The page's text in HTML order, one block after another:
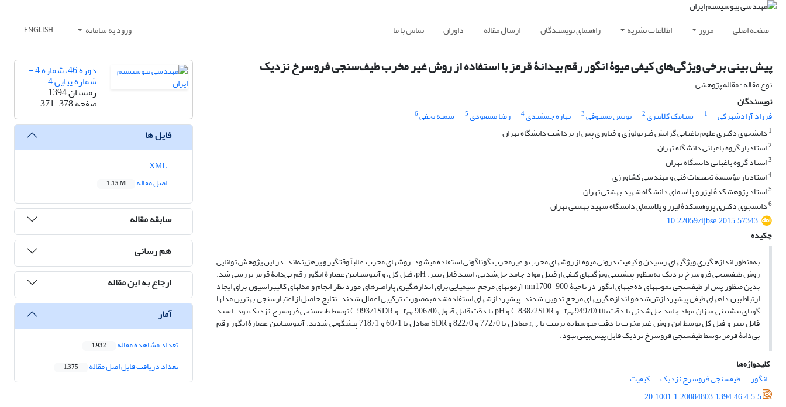
صفحه اصلی مرور اطلاعات نشریه راهنمای نویسندگان ارسال مقاله داوران تماس با ما ورود به سامانه ENGLISH
پیش بینی برخی ویژگی‌های کیفی میوۀ انگور رقم بیدانۀ قرمز با استفاده از روش غیر مخرب طیف‌سنجی فروسرخ نزدیک
نوع مقاله : مقاله پژوهشی
نویسندگان
فرزاد آزادشهرکی
1 سیامک کلانتری2 یونس مستوفی3 بهاره جمشیدی4 رضا مسعودی5 سمیه نجفی6
1 دانشجوی دکتری علوم باغبانی گرایش فیزیولوژی و فناوری پس از برداشت دانشگاه تهران
2استادیار گروه باغبانی دانشگاه تهران
3استاد گروه باغبانی دانشگاه تهران
4استادیار مؤسسۀ تحقیقات فنی و مهندسی کشاورزی
5استاد پژوهشکدۀ لیزر و پلاسمای دانشگاه شهید بهشتی تهران
6دانشجوی دکتری پژوهشکدۀ لیزر و پلاسمای دانشگاه شهید بهشتی تهران
10.22059/ijbse.2015.57343
چکیده
به‌منظور اندازه‏گیری ویژگی‏های رسیدن و کیفیت درونی میوه از روش‏های مخرب و غیرمخرب گوناگونی استفاده می‏شود. روش‏های مخرب غالباً وقت‏گیر و پرهزینه‌اند. در این پژوهش توانایی
روش طیف‏سنجی فروسرخ نزدیک به‌منظور پیش‏بینی ویژگی‏های کیفی ازقبیل مواد جامد حل‌شدنی، اسید قابل تیتر، pH، فنل کل، و آنتوسیانین عصارۀ انگور رقم بی‌دانۀ قرمز بررسی شد.
بدین منظور پس از طیف‏سنجی نمونه‏های ده‌حبه‏ای انگور در ناحیۀ nm1700-900 آزمون‏های مرجع شیمیایی برای اندازه‏گیری پارامترهای مورد نظر انجام و مدل‏های کالیبراسیون برای ایجاد
ارتباط بین داه‏های طیفی پیش‏پردازش‌شده و اندازه‏گیری‏های مرجع تدوین شدند. پیش‏پردازش‏های استفاده‌شده به‌صورت ترکیبی اعمال شدند. نتایج حاصل از اعتبارسنجی بهترین مدل‏ها
گویای پیش‏بینی میزان مواد جامد حل‌شدنی با دقت بالا (949/0 r cv =و 838/2SDR=) و pH با دقت قابل قبول (906/0 r cv =و 993/1SDR=) توسط طیف‏سنجی فروسرخ نزدیک بود. اسید
قابل تیتر و فنل کل توسط این روش غیرمخرب با دقت متوسط به ترتیب با rcv معادل با 772/0 و 822/0 و SDR معادل با 60/1 و 718/1 پیش‏گویی شدند. آنتوسیانین عصارۀ انگور رقم
بی‌دانۀ قرمز توسط طیف‏سنجی فروسرخ نردیک قابل پیش‌بینی نبود.
کلیدواژه‌ها
انگور
طیف‏سنجی فروسرخ نزدیک
کیفیت
20.1001.1.20084803.1394.46.4.5.5
دوره 46، شماره 4 -
شماره پیاپی 4
زمستان 1394
صفحه371-378
فایل ها
اصل مقاله
1.15 M
سابقه مقاله
هم رسانی
ارجاع به این مقاله
آمار
تعداد مشاهده مقاله 1,932
تعداد دریافت فایل اصل مقاله 1,375